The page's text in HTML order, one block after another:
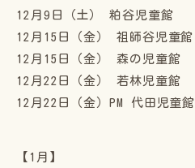
12月9日（土） 粕谷児童館
12月15日（金） 祖師谷児童館
12月15日（金） 森の児童館
12月22日（金） 若林児童館
12月22日（金）PM 代田児童館
【1月】